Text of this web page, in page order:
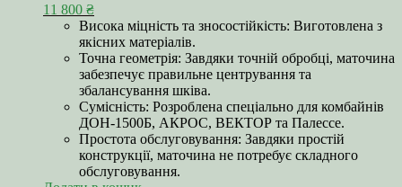
11 800 ₴
Висока міцність та зносостійкість: Виготовлена з
якісних матеріалів.
Точна геометрія: Завдяки точній обробці, маточина
забезпечує правильне центрування та
збалансування шківа.
Сумісність: Розроблена спеціально для комбайнів
ДОН-1500Б, АКРОС, ВЕКТОР та Палессе.
Простота обслуговування: Завдяки простій
конструкції, маточина не потребує складного
обслуговування.